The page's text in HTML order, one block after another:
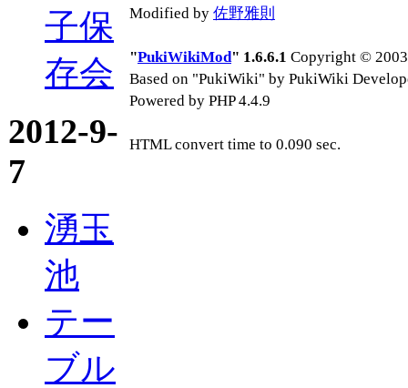
子保
存会
2012-9-
7
湧玉
池
テー
ブル
Modified by 佐野雅則
"PukiWikiMod" 1.6.6.1 Copyright ©
Based on "PukiWiki" by PukiWiki
Powered by PHP 4.4.9
HTML convert time to 0.090 sec.